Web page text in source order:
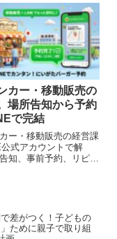
方が早い状態）を分け
す。
カー・移動販売の
場所告知から予約
で完結
ー・移動販売の経営課
式アカウントで解
知、事前予約、リピー
差がつく！子どもの
ために親子で取り組